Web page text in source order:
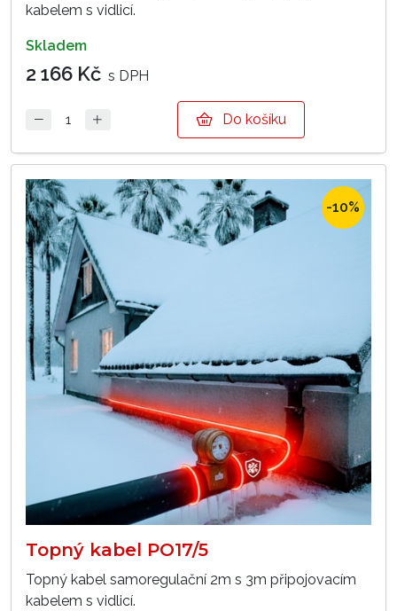
kabelem s vidlicí.
skladem
2 166 Kč s DPH
Do košíku
-10%
Topný kabel PO17/5
Topný kabel samoregulační 2m s 3m připojovacím
kabelem s vidlicí.